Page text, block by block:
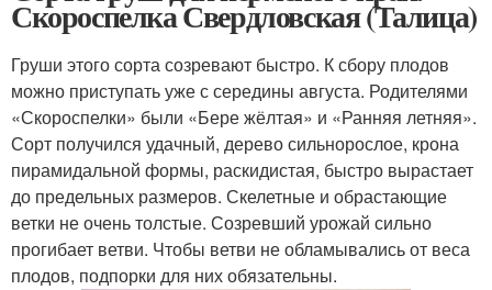
Скороспелка Свердловская (Талица)
Груши этого сорта созревают быстро. К сбору плодов
можно приступать уже с середины августа. Родителями
«Скороспелки» были «Бере жёлтая» и «Ранняя летняя».
Сорт получился удачный, дерево сильнорослое, крона
пирамидальной формы, раскидистая, быстро вырастает
до предельных размеров. Скелетные и обрастающие
ветки не очень толстые. Созревший урожай сильно
прогибает ветви. Чтобы ветви не обламывались от веса
плодов, подпорки для них обязательны.